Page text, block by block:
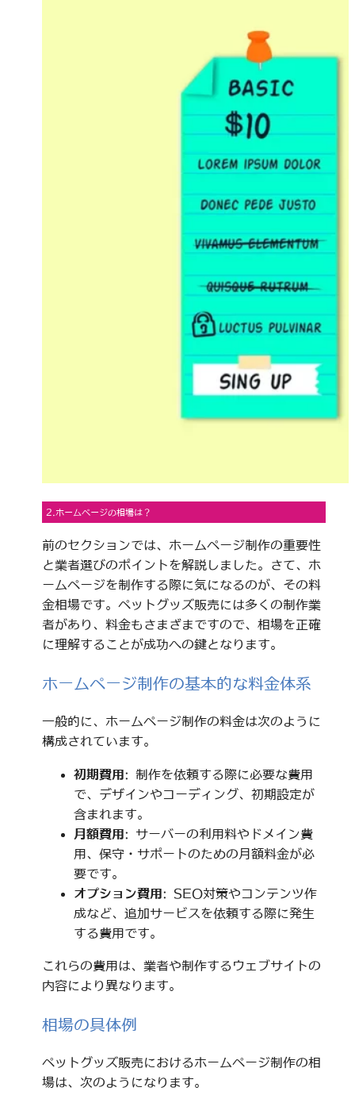
2.ホームページの相場は？
前のセクションでは、ホームページ制作の重要性
と業者選びのポイントを解説しました。さて、ホ
ームページを制作する際に気になるのが、その料
金相場です。ペットグッズ販売には多くの制作業
者があり、料金もさまざまですので、相場を正確
に理解することが成功への鍵となります。
ホームページ制作の基本的な料金体系
一般的に、ホームページ制作の料金は次のように
構成されています。
初期費用: 制作を依頼する際に必要な費用
で、デザインやコーディング、初期設定が
含まれます。
月額費用: サーバーの利用料やドメイン費
用、保守・サポートのための月額料金が必
要です。
オプション費用: SEO対策やコンテンツ作
成など、追加サービスを依頼する際に発生
する費用です。
これらの費用は、業者や制作するウェブサイトの
内容により異なります。
相場の具体例
ペットグッズ販売におけるホームページ制作の相
場は、次のようになります。